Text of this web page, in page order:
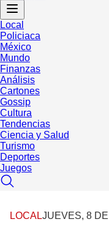
Local
Policiaca
México
Mundo
Finanzas
Análisis
Cartones
Gossip
Cultura
Tendencias
Ciencia y Salud
Turismo
Deportes
Juegos
LOCALJUEVES, 8